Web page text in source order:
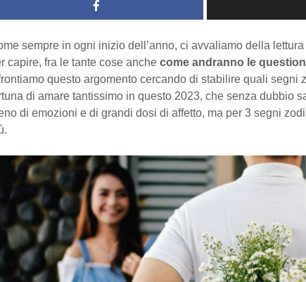
sempre in ogni inizio dell’anno, ci avvaliamo della
capire, fra le tante cose anche come andranno le
questo argomento cercando di stabilire quali segni
di amare tantissimo in questo 2023, che senza dubbio
di emozioni e di grandi dosi di affetto, ma per 3 segni